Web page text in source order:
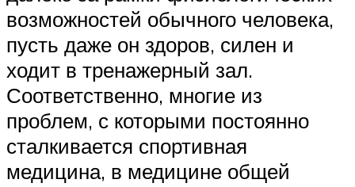
возможностей обычного человека,
пусть даже он здоров, силен и
ходит в тренажерный зал.
Соответственно, многие из
проблем, с которыми постоянно
сталкивается спортивная
медицина, в медицине общей